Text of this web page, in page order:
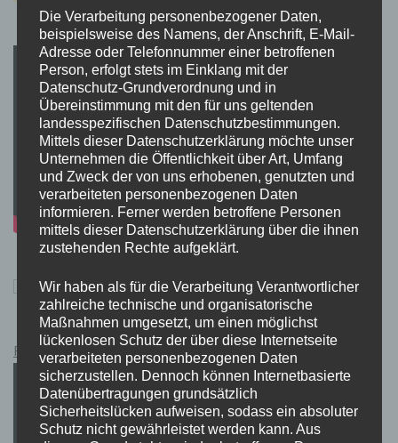
Pokémon Schwert und Schild Kauflink.>LINK<
Die Verarbeitung personenbezogener Daten,
beispielsweise des Namens, der Anschrift, E-Mail-
Adresse oder Telefonnummer einer betroffenen
Person, erfolgt stets im Einklang mit der
Datenschutz-Grundverordnung und in
Übereinstimmung mit den für uns geltenden
landesspezifischen Datenschutzbestimmungen.
Mittels dieser Datenschutzerklärung möchte unser
Unternehmen die Öffentlichkeit über Art, Umfang
und Zweck der von uns erhobenen, genutzten und
verarbeiteten personenbezogenen Daten
informieren. Ferner werden betroffene Personen
mittels dieser Datenschutzerklärung über die ihnen
zustehenden Rechte aufgeklärt.
Wir haben als für die Verarbeitung Verantwortlicher
zahlreiche technische und organisatorische
Maßnahmen umgesetzt, um einen möglichst
lückenlosen Schutz der über diese Internetseite
verarbeiteten personenbezogenen Daten
sicherzustellen. Dennoch können Internetbasierte
Datenübertragungen grundsätzlich
Sicherheitslücken aufweisen, sodass ein absoluter
Schutz nicht gewährleistet werden kann. Aus